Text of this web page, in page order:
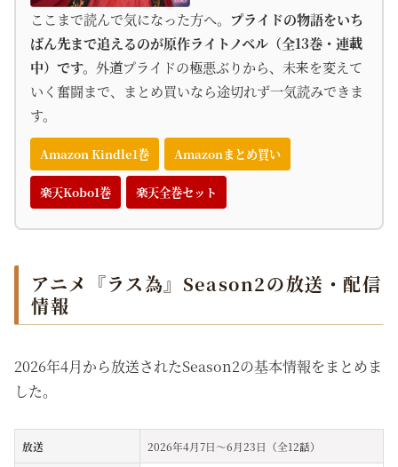
ここまで読んで気になった方へ。 プライドの物語をいち
ばん先まで追えるのが原作ライトノベル（全13巻・連載
中）です。 外道プライドの極悪ぶりから、未来を変えて
いく奮闘まで、まとめ買いなら途切れず一気読みできま
す。
Amazon Kindle1巻 Amazonまとめ買い
楽天Kobo1巻 楽天全巻セット
アニメ『ラス為』Season2の放送・配信
情報
2026年4月から放送されたSeason2の基本情報をまとめま
した。
放送 2026年4月7日〜6月23日（全12話）